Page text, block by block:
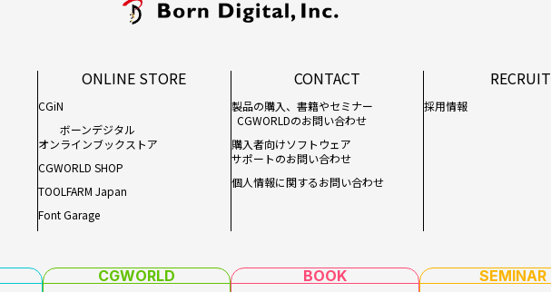
ONLINE STORE
CGiN
ボーンデジタル
オンラインブックストア
CGWORLD SHOP
TOOLFARM Japan
Font Garage
CONTACT
製品の購入、書籍やセミナー
CGWORLDのお問い合わせ
購入者向けソフトウェア
サポートのお問い合わせ
個人情報に関するお問い合わせ
RECRUIT
採用情報
CGWORLD
BOOK
SEMINAR